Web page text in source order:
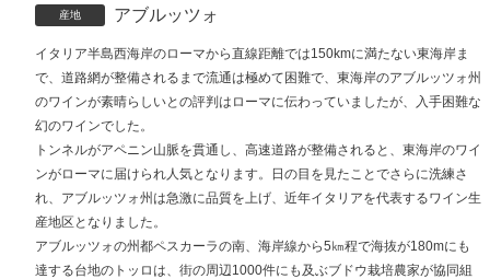
産地 アブルッツォ
イタリア半島西海岸のローマから直線距離では150kmに満たない東海岸ま
で、道路網が整備されるまで流通は極めて困難で、東海岸のアブルッツォ州
のワインが素晴らしいとの評判はローマに伝わっていましたが、入手困難な
幻のワインでした。
トンネルがアペニン山脈を貫通し、高速道路が整備されると、東海岸のワイ
ンがローマに届けられ人気となります。日の目を見たことでさらに洗練さ
れ、アブルッツォ州は急激に品質を上げ、近年イタリアを代表するワイン生
産地区となりました。
アブルッツォの州都ペスカーラの南、海岸線から5㎞程で海抜が180mにも
達する台地のトッロは、街の周辺1000件にも及ぶブドウ栽培農家が協同組